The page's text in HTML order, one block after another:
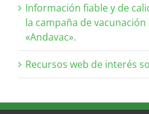
Información fiable y de
la campaña de vacunación
«Andavac».
Recursos web de interés